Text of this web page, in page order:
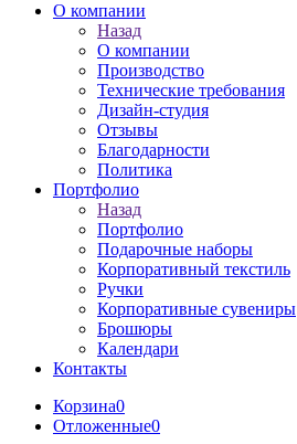
О компании
Назад
О компании
Производство
Технические требования
Дизайн-студия
Отзывы
Благодарности
Политика
Портфолио
Назад
Портфолио
Подарочные наборы
Корпоративный текстиль
Ручки
Корпоративные сувениры
Брошюры
Календари
Контакты
Корзина0
Отложенные0